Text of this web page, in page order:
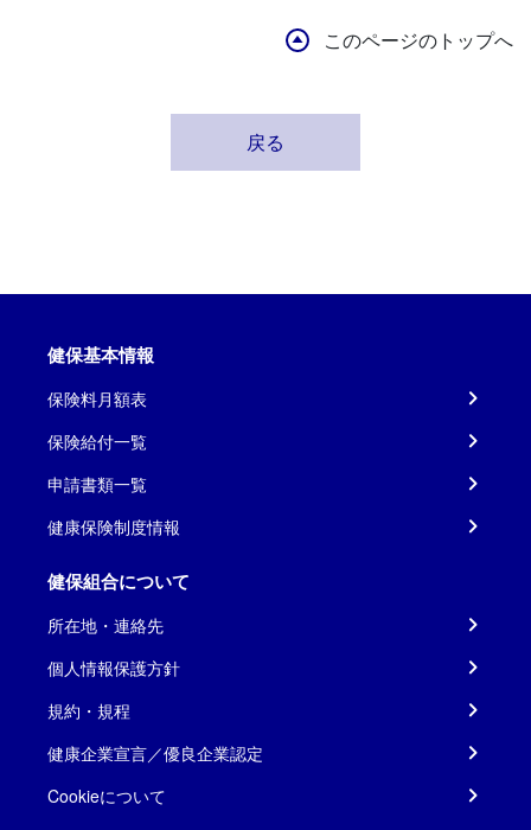
このページのトップへ
戻る
健保基本情報
保険料月額表
保険給付一覧
申請書類一覧
健康保険制度情報
健保組合について
所在地・連絡先
個人情報保護方針
規約・規程
健康企業宣言／優良企業認定
Cookieについて